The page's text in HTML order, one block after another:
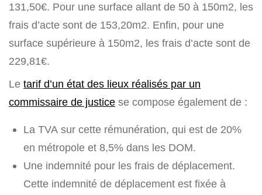
131,50€. Pour une surface allant de 50 à 150m2, les
frais d’acte sont de 153,20m2. Enfin, pour une
surface supérieure à 150m2, les frais d’acte sont de
229,81€.
Le tarif d’un état des lieux réalisés par un
commissaire de justice se compose également de :
La TVA sur cette rémunération, qui est de 20%
en métropole et 8,5% dans les DOM.
Une indemnité pour les frais de déplacement.
Cette indemnité de déplacement est fixée à